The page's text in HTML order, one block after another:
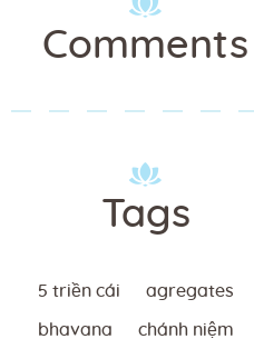
Comments
Tags
5 triền cái agregates
bhavana chánh niệm